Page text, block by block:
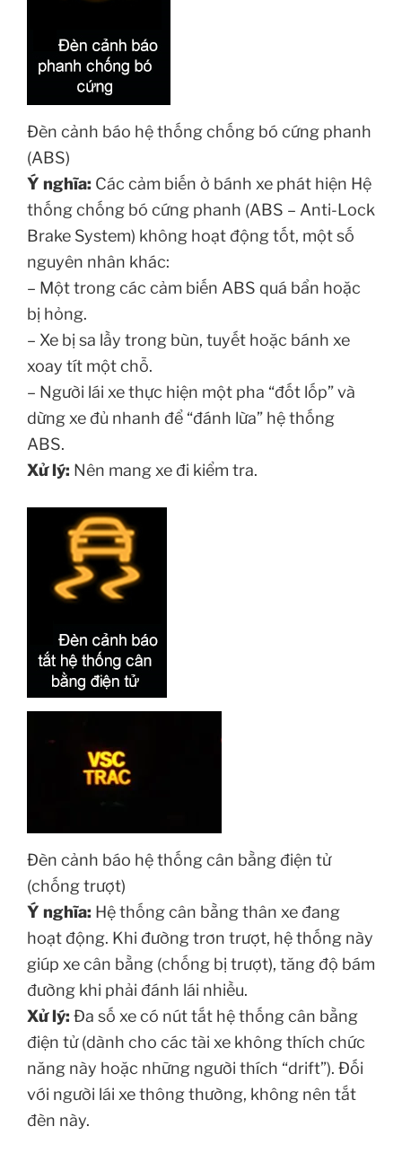
Đèn cảnh báo hệ thống chống bó cứng phanh
(ABS)
Ý nghĩa: Các cảm biến ở bánh xe phát hiện Hệ
thống chống bó cứng phanh (ABS – Anti-Lock
Brake System) không hoạt động tốt, một số
nguyên nhân khác:
– Một trong các cảm biến ABS quá bẩn hoặc
bị hỏng.
– Xe bị sa lầy trong bùn, tuyết hoặc bánh xe
xoay tít một chỗ.
– Người lái xe thực hiện một pha “đốt lốp” và
dừng xe đủ nhanh để “đánh lừa” hệ thống
ABS.
Xử lý: Nên mang xe đi kiểm tra.
Đèn cảnh báo hệ thống cân bằng điện tử
(chống trượt)
Ý nghĩa: Hệ thống cân bằng thân xe đang
hoạt động. Khi đường trơn trượt, hệ thống này
giúp xe cân bằng (chống bị trượt), tăng độ bám
đường khi phải đánh lái nhiều.
Xử lý: Đa số xe có nút tắt hệ thống cân bằng
điện tử (dành cho các tài xe không thích chức
năng này hoặc những người thích “drift”). Đối
với người lái xe thông thường, không nên tắt
đèn này.